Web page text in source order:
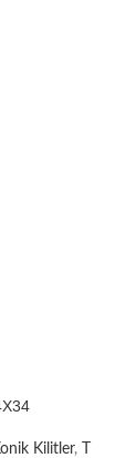
Kilitler,